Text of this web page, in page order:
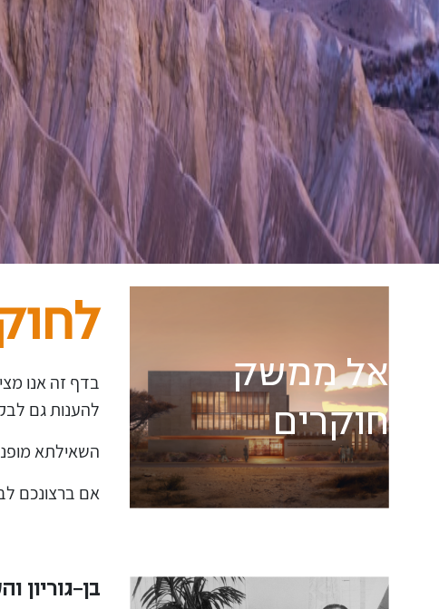
אל ממשק
חוקרים
בדף זה אנו
להענות גם
השאילתא
אם ברצונכם
בן-גוריון